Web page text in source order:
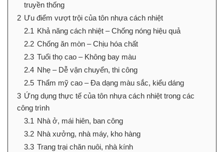
truyền thống
2 Ưu điểm vượt trội của tôn nhựa cách nhiệt
2.1 Khả năng cách nhiệt – Chống nóng hiệu quả
2.2 Chống ăn mòn – Chịu hóa chất
2.3 Tuổi thọ cao – Không bay màu
2.4 Nhẹ – Dễ vận chuyển, thi công
2.5 Thẩm mỹ cao – Đa dạng màu sắc, kiểu dáng
3 Ứng dụng thực tế của tôn nhựa cách nhiệt trong các
công trình
3.1 Nhà ở, mái hiên, ban công
3.2 Nhà xưởng, nhà máy, kho hàng
3.3 Trang trại chăn nuôi, nhà kính